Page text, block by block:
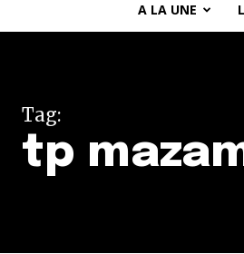
A LA UNE
Tag:
tp